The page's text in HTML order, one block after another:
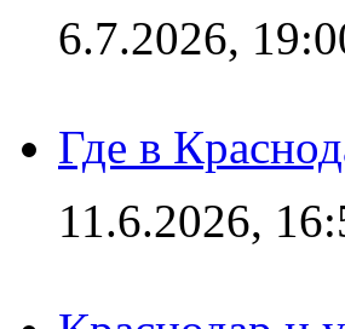
6.7.2026,
Где в
11.6.2026,